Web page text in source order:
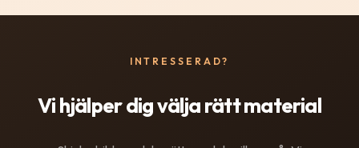
INTRESSERAD?
Vi hjälper dig välja rätt material